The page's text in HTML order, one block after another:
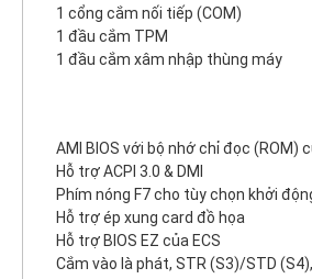
1 cổng cắm nối tiếp (COM)
1 đầu cắm TPM
1 đầu cắm xâm nhập thùng máy
AMI BIOS với bộ nhớ chỉ đọc (ROM)
Hỗ trợ ACPI 3.0 & DMI
Phím nóng F7 cho tùy chọn khởi
Hỗ trợ ép xung card đồ họa
Hỗ trợ BIOS EZ của ECS
Cắm vào là phát, STR (S3)/STD